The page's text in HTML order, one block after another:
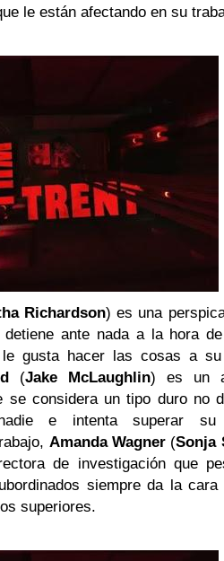
le están afectando en su
Richardson) es una
ante nada a la hora
gusta hacer las cosas a su
(Jake McLaughlin) es un
se considera un tipo duro no
e intenta superar su
Amanda Wagner(Sonja
de investigación que
siempre da la cara
superiores.